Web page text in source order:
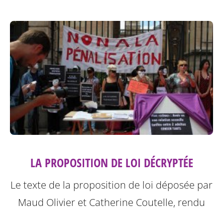
LA PROPOSITION DE LOI DÉCRYPTÉE
Le texte de la proposition de loi déposée par
Maud Olivier et Catherine Coutelle, rendu